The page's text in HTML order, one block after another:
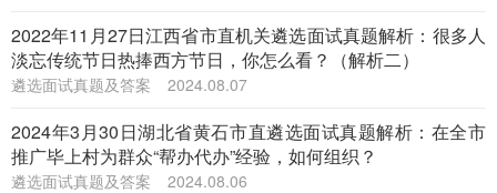
2022年11月27日江西省市直机关遴选面试真题解析：很多人
淡忘传统节日热捧西方节日，你怎么看？（解析二）
遴选面试真题及答案 2024.08.07
2024年3月30日湖北省黄石市直遴选面试真题解析：在全市
推广毕上村为群众“帮办代办”经验，如何组织？
遴选面试真题及答案 2024.08.06